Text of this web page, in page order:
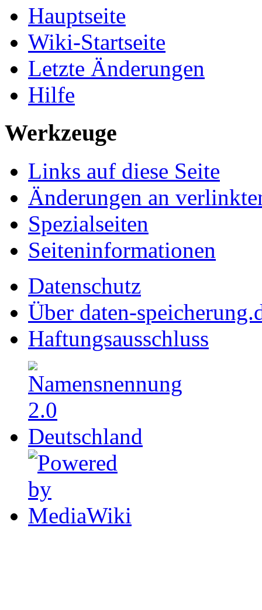
Hauptseite
Wiki-Startseite
Letzte Änderungen
Hilfe
Werkzeuge
Links auf diese Seite
Änderungen an
Spezialseiten
Seiten­informationen
Datenschutz
Über daten-
Haftungsausschluss